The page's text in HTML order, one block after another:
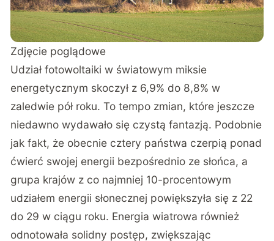
Zdjęcie poglądowe
Udział fotowoltaiki w światowym miksie
energetycznym skoczył z 6,9% do 8,8% w
zaledwie pół roku. To tempo zmian, które jeszcze
niedawno wydawało się czystą fantazją. Podobnie
jak fakt, że obecnie cztery państwa czerpią ponad
ćwierć swojej energii bezpośrednio ze słońca, a
grupa krajów z co najmniej 10-procentowym
udziałem energii słonecznej powiększyła się z 22
do 29 w ciągu roku. Energia wiatrowa również
odnotowała solidny postęp, zwiększając